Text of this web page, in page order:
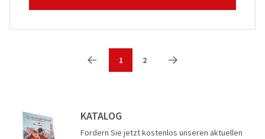
1 2
KATALOG
Fordern Sie jetzt kostenlos unseren aktuellen